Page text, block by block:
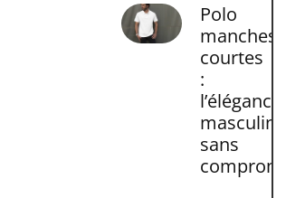
Polo
manches
courtes
:
l’élégance
masculine
sans
compromis